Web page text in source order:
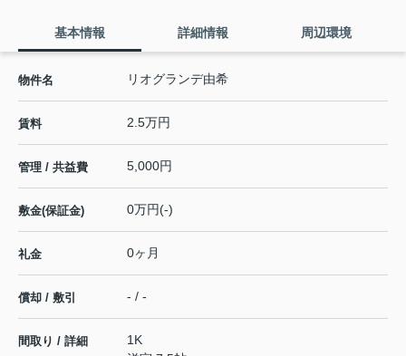
基本情報 詳細情報 周辺環境
物件名 リオグランデ由希
賃料 2.5万円
管理 / 共益費 5,000円
敷金(保証金) 0万円(-)
礼金 0ヶ月
償却 / 敷引 - / -
間取り / 詳細
1K